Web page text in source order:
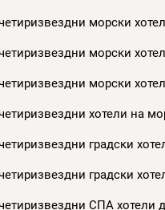
морски
морски
морски
хотели на
градски
градски
СПА хотели